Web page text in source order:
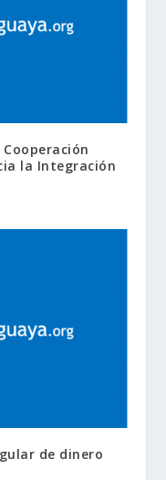
la Integración
de dinero